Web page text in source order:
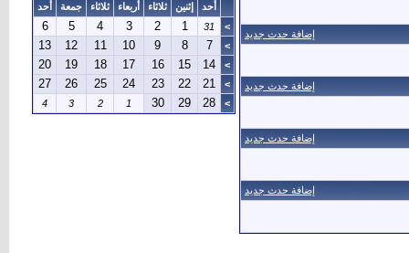
إضافة حدث جديد
إضافة حدث جديد
إضافة حدث جديد
إضافة حدث جديد
أحد إثنين ثلاثاء أربعاء ثلاثاء جمعة
أحد
>
31
1
2
3
4
5
6
>
7
8
9
10
11
12
13
>
14
15
16
17
18
19
20
>
21
22
23
24
25
26
27
>
28
29
30
1
2
3
4